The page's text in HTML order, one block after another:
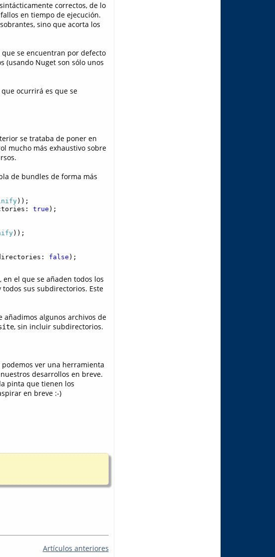
correctos, de lo
en tiempo de ejecución.
sino que acorta los
se encuentran por defecto
(usando Nuget son sólo unos
ocurrirá es que se
se trataba de poner en
mucho más exhaustivo sobre
de bundles de forma más
));
true
));
false
el que se añaden todos los
todos sus subdirectorios. Este
añadimos algunos archivos de
, sin incluir subdirectorios.
ver una herramienta
desarrollos en breve.
pinta que tienen los
en breve :-)
Artículos anteriores